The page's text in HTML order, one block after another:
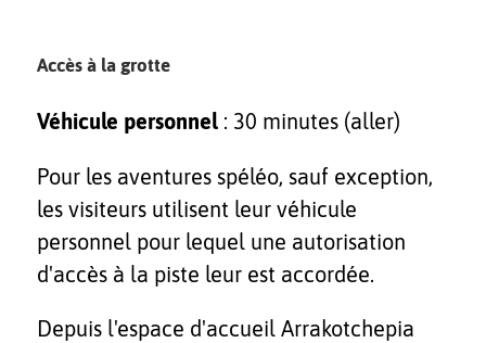
Accès à la grotte
Véhicule personnel : 30 minutes (aller)
Pour les aventures spéléo, sauf exception,
les visiteurs utilisent leur véhicule
personnel pour lequel une autorisation
d'accès à la piste leur est accordée.
Depuis l'espace d'accueil Arrakotchepia